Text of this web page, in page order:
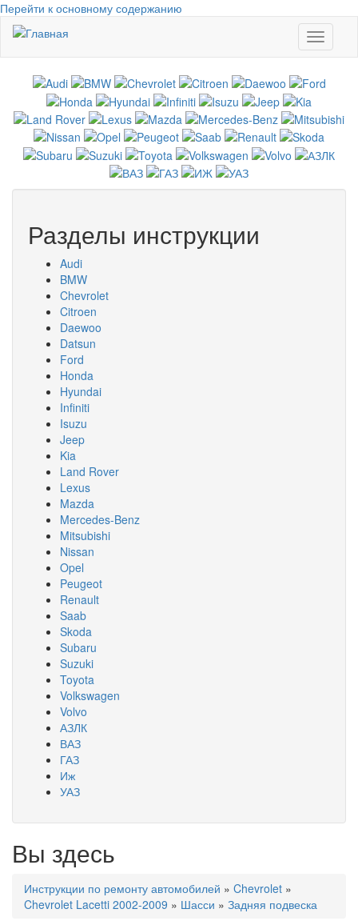
Перейти к основному содержанию
Toggle
Разделы инструкции
Audi
BMW
Chevrolet
Citroen
Daewoo
Datsun
Ford
Honda
Hyundai
Infiniti
Isuzu
Jeep
Kia
Land Rover
Lexus
Mazda
Mercedes-Benz
Mitsubishi
Nissan
Opel
Peugeot
Renault
Saab
Skoda
Subaru
Suzuki
Toyota
Volkswagen
Volvo
АЗЛК
ВАЗ
ГАЗ
Иж
УАЗ
Вы здесь
Инструкции по ремонту автомобилей » Chevrolet »
Chevrolet Lacetti 2002-2009 » Шасси » Задняя подвеска